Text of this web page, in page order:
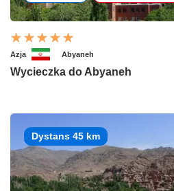
Azja Abyaneh
Wycieczka do Abyaneh
Dystans 45 km